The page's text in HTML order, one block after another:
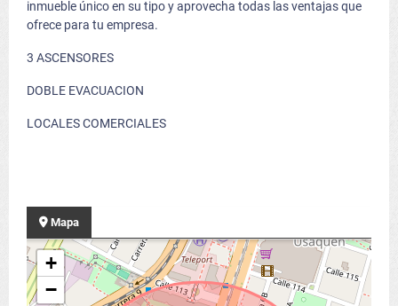
inmueble único en su tipo y aprovecha todas las ventajas que
ofrece para tu empresa.
3 ASCENSORES
DOBLE EVACUACION
LOCALES COMERCIALES
Mapa
+
−